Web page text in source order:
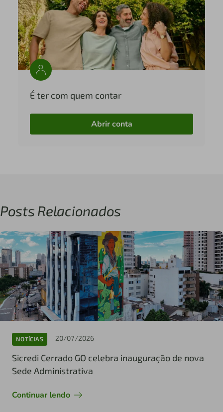
É ter com quem contar
Abrir conta
Posts Relacionados
NOTÍCIAS 20/07/2026
Sicredi Cerrado GO celebra inauguração de nova
Sede Administrativa
Continuar lendo